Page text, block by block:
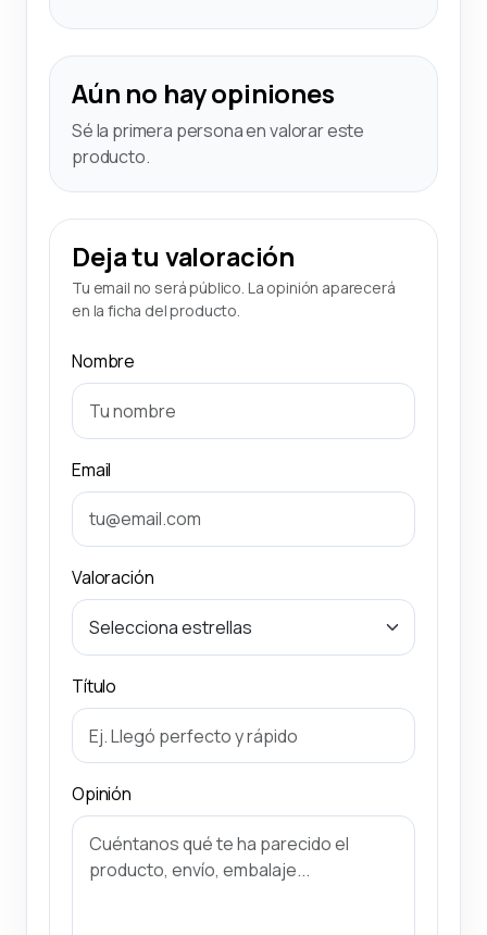
Aún no hay opiniones
Sé la primera persona en valorar este
producto.
Deja tu valoración
Tu email no será público. La opinión aparecerá
en la ficha del producto.
Nombre
Email
Valoración
Título
Opinión